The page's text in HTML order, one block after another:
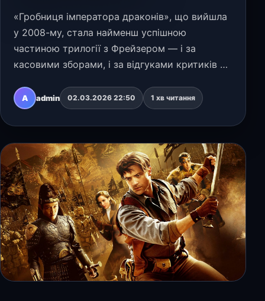
«Гробниця імператора драконів», що вийшла
у 2008-му, стала найменш успішною
частиною трилогії з Фрейзером — і за
касовими зборами, і за відгуками критиків та
Рейчел Вайс: її героїню Евелін зіграла Марія
Белло. Коли по…
A admin 02.03.2026 22:50 1 хв читання